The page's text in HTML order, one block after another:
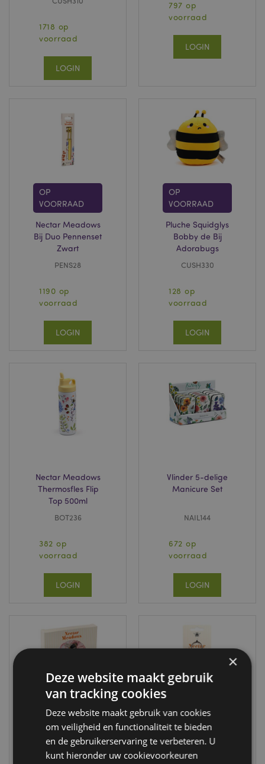
1718 op
voorraad
LOGIN
797 op
voorraad
LOGIN
OP
VOORRAAD
Nectar Meadows
Bij Duo Pennenset
Zwart
PENS28
1190 op
voorraad
LOGIN
OP
VOORRAAD
Pluche Squidglys
Bobby de Bij
Adorabugs
CUSH330
128 op
voorraad
LOGIN
Nectar Meadows
Thermosfles Flip
Top 500ml
BOT236
382 op
voorraad
LOGIN
Vlinder 5-delige
Manicure Set
NAIL144
672 op
voorraad
LOGIN
Nectar Meadows
Bij Bij Set 4
Onderzetters
Nectar Meadows
Bijenkorf
Sleutelhanger
×
Deze website maakt gebruik
van tracking cookies
Deze website maakt gebruik van cookies
om veiligheid en functionaliteit te bieden
en de gebruikerservaring te verbeteren. U
kunt hieronder uw cookievoorkeuren